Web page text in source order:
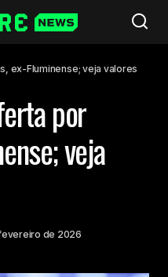
ex-Fluminense; veja valores
por
veja
de 2026